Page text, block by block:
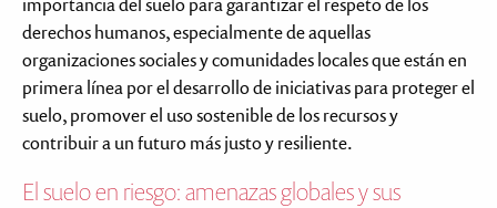
derechos humanos, especialmente de aquellas
organizaciones sociales y comunidades locales que están en
primera línea por el desarrollo de iniciativas para proteger el
suelo, promover el uso sostenible de los recursos y
contribuir a un futuro más justo y resiliente.
El suelo en riesgo: amenazas globales y sus